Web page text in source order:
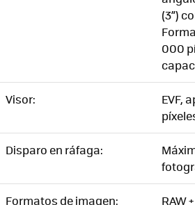
(3”)
000
Visor:
EVF,
Disparo en ráfaga:
Formatos de imagen: RAW